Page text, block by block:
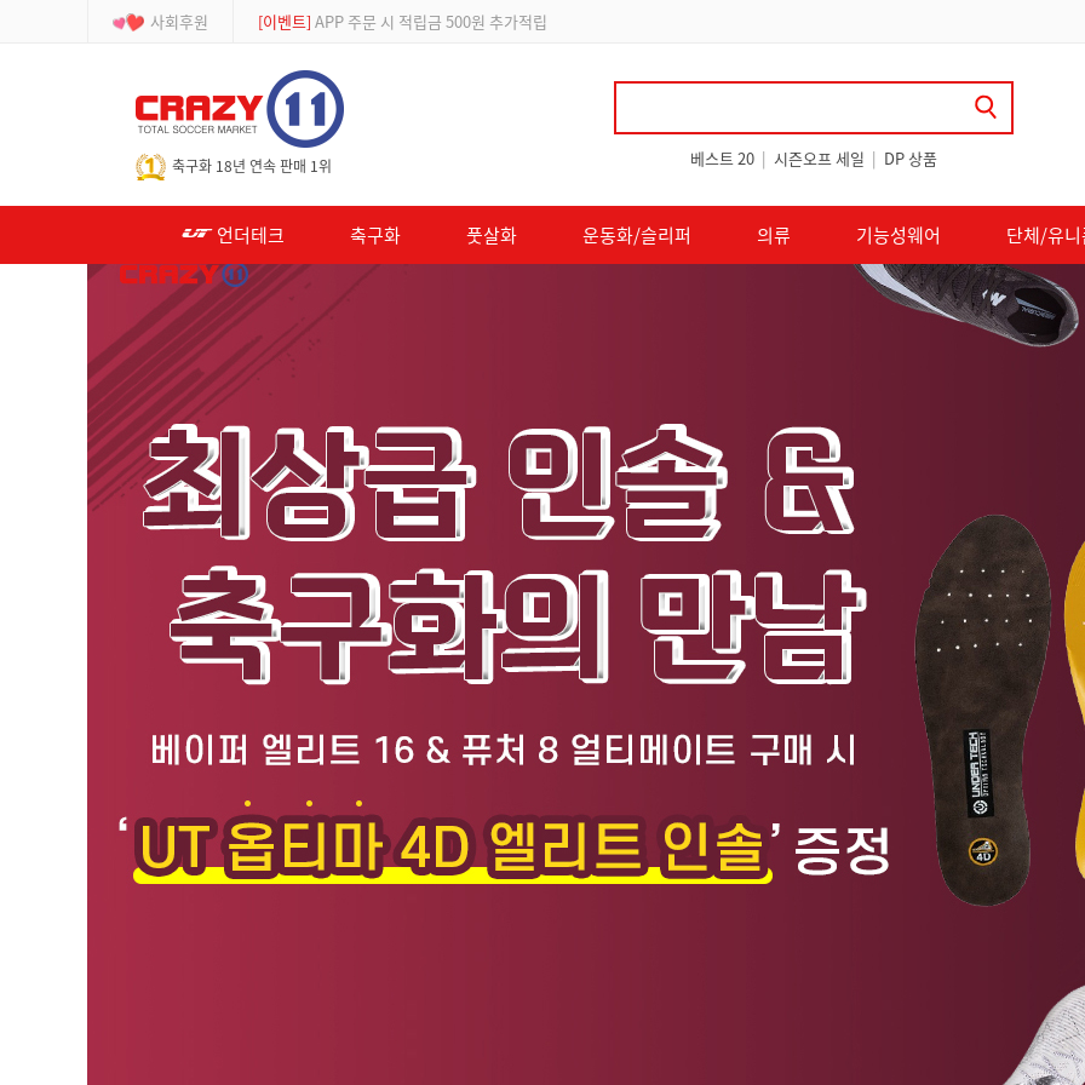
사회후원 [등급제] 회원가입 시 최대 2% 적립 및 할인 쿠폰 지급
축구화 18년 연속 판매 1위 베스트 20 | 시즌오프 세일 | DP 상품
언더테크 축구화 풋살화 운동화/슬리퍼 의류 기능성웨어 단체/유